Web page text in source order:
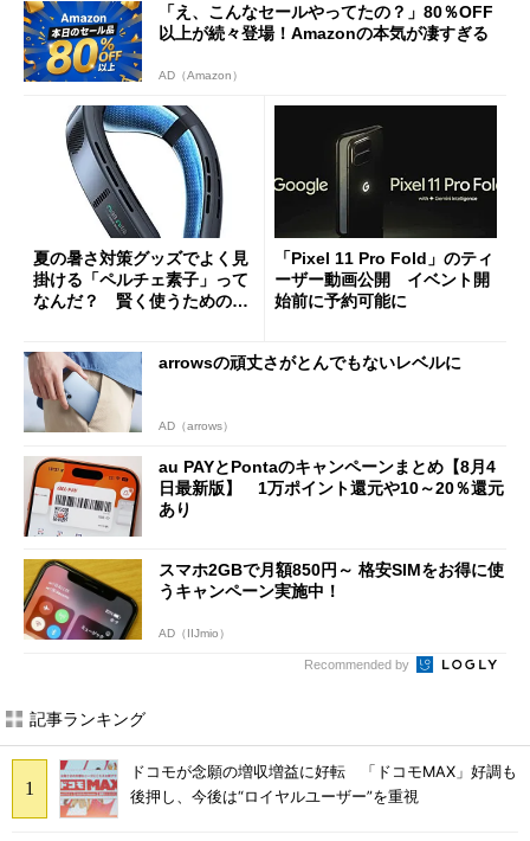
「え、こんなセールやってたの？」80％OFF
以上が続々登場！Amazonの本気が凄すぎる
AD（Amazon）
夏の暑さ対策グッズでよく見
掛ける「ペルチェ素子」って
なんだ？ 賢く使うための注
「Pixel 11 Pro Fold」のティ
ーザー動画公開 イベント開
始前に予約可能に
arrowsの頑丈さがとんでもないレベルに
AD（arrows）
au PAYとPontaのキャンペーンまとめ【8月4
日最新版】 1万ポイント還元や10～20％還元
あり
スマホ2GBで月額850円～ 格安SIMをお得に使
うキャンペーン実施中！
AD（IIJmio）
Recommended by
記事ランキング
ドコモが念願の増収増益に好転 「ドコモMAX」好調も
後押し、今後は“ロイヤルユーザー”を重視